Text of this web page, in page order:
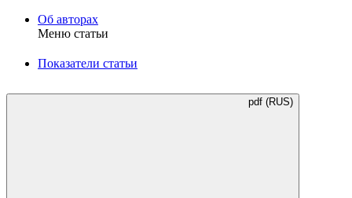
Об авторах
Меню статьи
Показатели статьи
pdf (RUS)